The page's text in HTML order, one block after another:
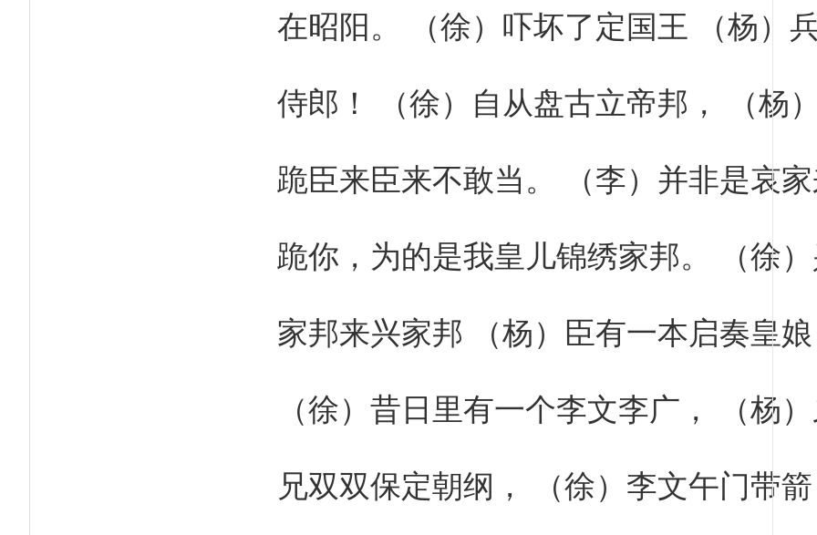
在昭阳。 （徐）吓坏了定国王 （杨）
侍郎！ （徐）自从盘古立帝邦， （杨
跪臣来臣来不敢当。 （李）并非是哀
跪你，为的是我皇儿锦绣家邦。 （徐
家邦来兴家邦 （杨）臣有一本启奏皇娘
（徐）昔日里有一个李文李广， （杨
兄双双保定朝纲， （徐）李文午门带箭